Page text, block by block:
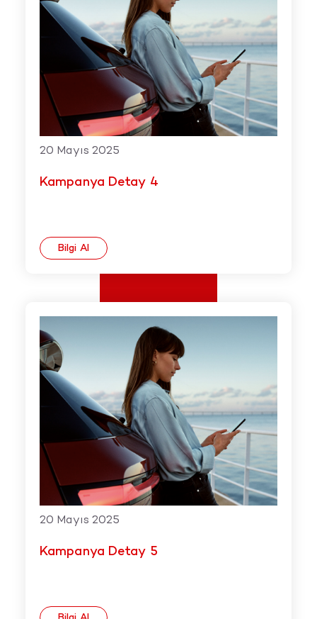
20 Mayıs 2025
Kampanya Detay 4
Bilgi Al
20 Mayıs 2025
Kampanya Detay 5